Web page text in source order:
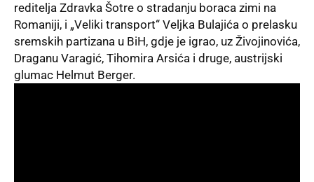
reditelja Zdravka Šotre o stradanju boraca zimi na
Romaniji, i „Veliki transport“ Veljka Bulajića o prelasku
sremskih partizana u BiH, gdje je igrao, uz Živojinovića,
Draganu Varagić, Tihomira Arsića i druge, austrijski
glumac Helmut Berger.